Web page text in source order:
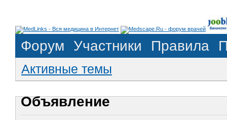
Форум Участники Правила
Активные темы
Объявление